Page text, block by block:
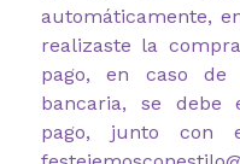
automáticamente,
realizaste la
pago, en caso de
bancaria, se debe
pago, junto con